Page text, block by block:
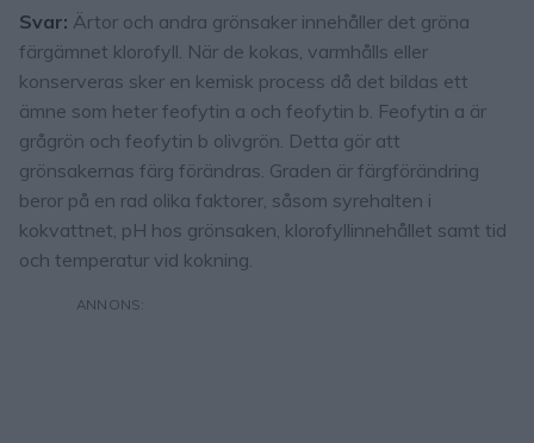
Svar: Ärtor och andra grönsaker innehåller det gröna
färgämnet klorofyll. När de kokas, varmhålls eller
konserveras sker en kemisk process då det bildas ett
ämne som heter feofytin a och feofytin b. Feofytin a är
grågrön och feofytin b olivgrön. Detta gör att
grönsakernas färg förändras. Graden är färgförändring
beror på en rad olika faktorer, såsom syrehalten i
kokvattnet, pH hos grönsaken, klorofyllinnehållet samt tid
och temperatur vid kokning.